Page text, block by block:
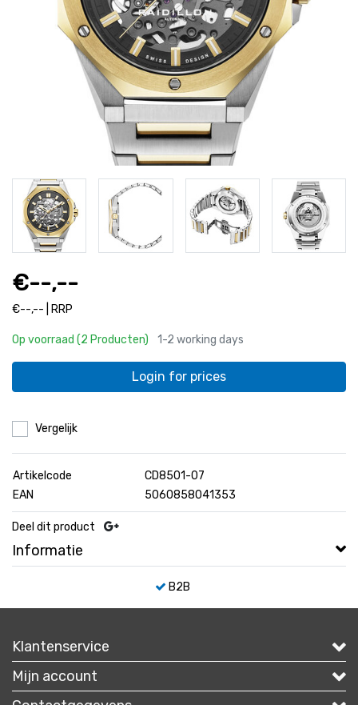
€--,--
€--,-- | RRP
Op voorraad (2 Producten) 1-2 working days
Login for prices
Vergelijk
Artikelcode
CD8501-07
EAN
5060858041353
Deel dit product
Informatie
B2B
Klantenservice
Mijn account